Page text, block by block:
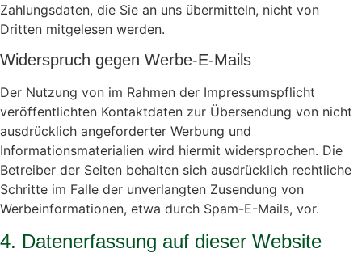
Zahlungsdaten, die Sie an uns übermitteln, nicht von
Dritten mitgelesen werden.
Widerspruch gegen Werbe-E-Mails
Der Nutzung von im Rahmen der Impressumspflicht
veröffentlichten Kontaktdaten zur Übersendung von nicht
ausdrücklich angeforderter Werbung und
Informationsmaterialien wird hiermit widersprochen. Die
Betreiber der Seiten behalten sich ausdrücklich rechtliche
Schritte im Falle der unverlangten Zusendung von
Werbeinformationen, etwa durch Spam-E-Mails, vor.
4. Datenerfassung auf dieser Website